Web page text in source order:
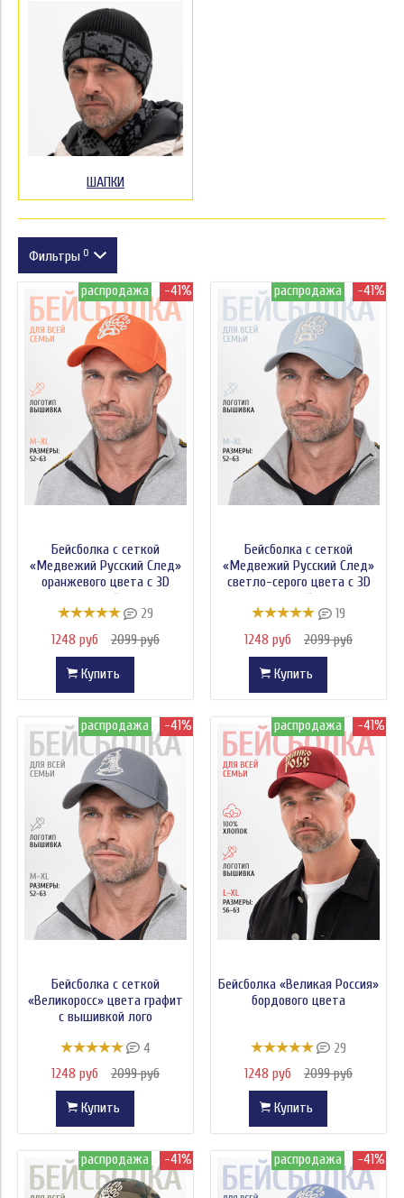
ШАПКИ
Фильтры 0
Размер
Цвет
распродажа -41%
Бейсболка с сеткой
«Медвежий Русский След»
оранжевого цвета с 3D
вышивкой лого
29
1248 руб
2099 руб
Купить
распродажа -41%
Бейсболка с сеткой
«Медвежий Русский След»
светло-серого цвета с 3D
вышивкой лого
19
1248 руб
2099 руб
Купить
распродажа -41%
Бейсболка с сеткой
«Великоросс» цвета графит
с вышивкой лого
4
1248 руб
2099 руб
Купить
распродажа -41%
Бейсболка «Великая Россия»
бордового цвета
29
1248 руб
2099 руб
Купить
распродажа -41% распродажа -41%